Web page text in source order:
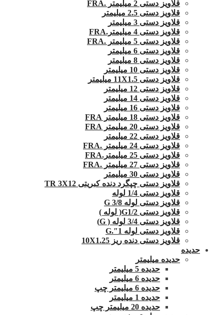
قلاویز دستی 2 میلیمتر .FRA
قلاویز دستی 2.5 میلیمتر
قلاویز دستی 3 میلیمتر
قلاویز دستی 4 میلیمتر.FRA
قلاویز دستی 5 میلیمتر .FRA
قلاویز دستی 6 میلیمتر
قلاویز دستی 8 میلیمتر
قلاویز دستی 10 میلیمتر
قلاویز دستی 11X1.5 میلیمتر
قلاویز دستی 12 میلیمتر
قلاویز دستی 14 میلیمتر
قلاویز دستی 16 میلیمتر
قلاویز دستی 18 میلیمتر FRA
قلاویز دستی 20 میلیمتر FRA
قلاویز دستی 22 میلیمتر
قلاویز دستی 24 میلیمتر .FRA
قلاویز دستی 25 میلیمتر.FRA
قلاویز دستی 27 میلیمتر .FRA
قلاویز دستی 30 میلیمتر
قلاویز دستی چپگرد دنده کبریتی TR 3X12
قلاویز دستی 1/4 لوله
قلاویز دستی لوله G 3/8
قلاویز دستی G1/2( لوله )
قلاویز دستی 3/4 لوله ( G)
قلاویز دستی لوله 1″.G
قلاویز دستی دنده ریز 10X1.25
حدیده
حدیده میلیمتر
حدیده 5 میلیمتر
حدیده 6 میلیمتر
حدیده 6 میلیمتر چپ
حدیده 1 میلیمتر
حدیده 20 میلیمتر چپ